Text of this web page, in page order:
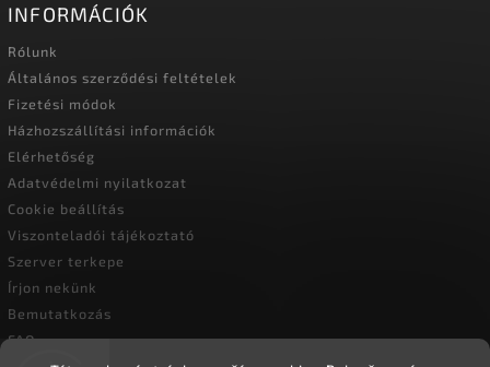
INFORMÁCIÓK
Rólunk
Általános szerződési feltételek
Fizetési módok
Házhozszállítási információk
Elérhetőség
Adatvédelmi nyilatkozat
Cookie beállítás
Viszonteladói tájékoztató
Szerver terkepe
Írjon nekünk
Bemutatkozás
FAQ